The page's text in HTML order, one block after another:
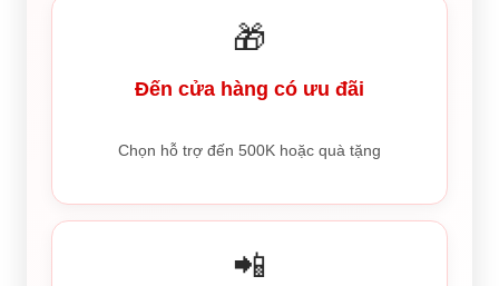
🎁
Đến cửa hàng có ưu đãi
Chọn hỗ trợ đến 500K hoặc quà tặng
📲